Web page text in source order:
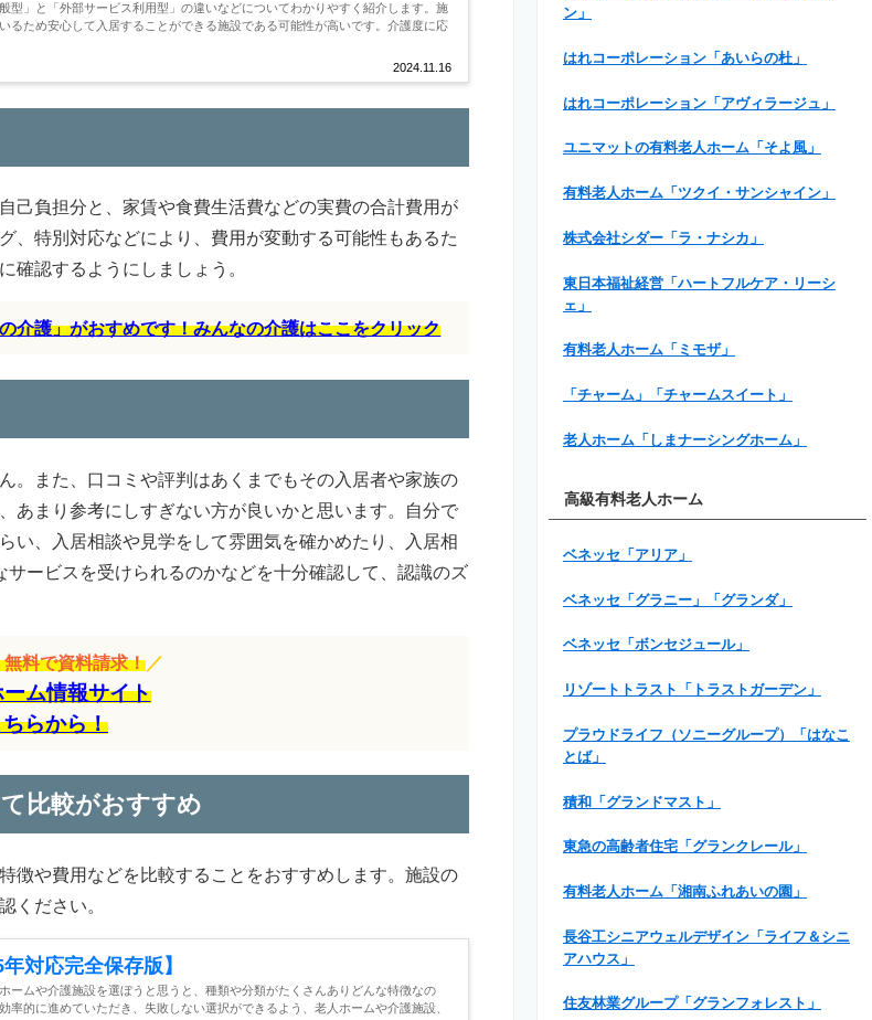
2024.11.16
」と「外部サービス利用型」の違いなどについてわかりやすく紹介します。施
ため安心して入居することができる施設である可能性が高いです。介護度に応
己負担分と、家賃や食費生活費などの実費の合計費用が
、特別対応などにより、費用が変動する可能性もあるた
確認するようにしましょう。
介護」がおすめです！みんなの介護はここをクリック
。また、口コミや評判はあくまでもその入居者や家族の
あまり参考にしすぎない方が良いかと思います。自分で
い、入居相談や見学をして雰囲気を確かめたり、入居相
ービスを受けられるのかなどを十分確認して、認識のズ
料で資料請求！ ／
ム情報サイト
らから！
比較がおすすめ
徴や費用などを比較することをおすすめします。施設の
ください。
対応完全保存版】
ムや介護施設を選ぼうと思うと、種類や分類がたくさんありどんな特徴なの
的に進めていただき、失敗しない選択ができるよう、老人ホームや介護施設、
ン」
はれコーポレーション「あいらの杜」
はれコーポレーション「アヴィラージュ」
ユニマットの有料老人ホーム「そよ風」
有料老人ホーム「ツクイ・サンシャイン」
株式会社シダー「ラ・ナシカ」
東日本福祉経営「ハートフルケア・リーシ
ェ」
有料老人ホーム「ミモザ」
「チャーム」「チャームスイート」
老人ホーム「しまナーシングホーム」
高級有料老人ホーム
ベネッセ「アリア」
ベネッセ「グラニー」「グランダ」
ベネッセ「ボンセジュール」
リゾートトラスト「トラストガーデン」
プラウドライフ（ソニーグループ）「はなこ
とば」
積和「グランドマスト」
東急の高齢者住宅「グランクレール」
有料老人ホーム「湘南ふれあいの園」
長谷工シニアウェルデザイン「ライフ＆シニ
アハウス」
住友林業グループ「グランフォレスト」